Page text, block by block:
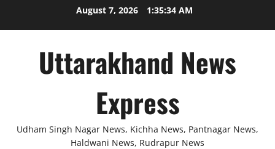
August 7, 2026 1:35:35 AM
Uttarakhand News
Express
Udham Singh Nagar News, Kichha News, Pantnagar News,
Haldwani News, Rudrapur News